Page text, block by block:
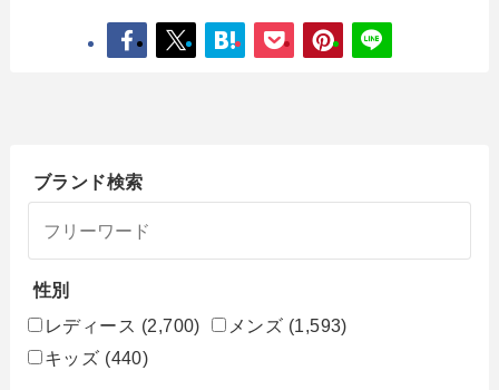
ブランド検索
性別
レディース (2,700) メンズ (1,593)
キッズ (440)